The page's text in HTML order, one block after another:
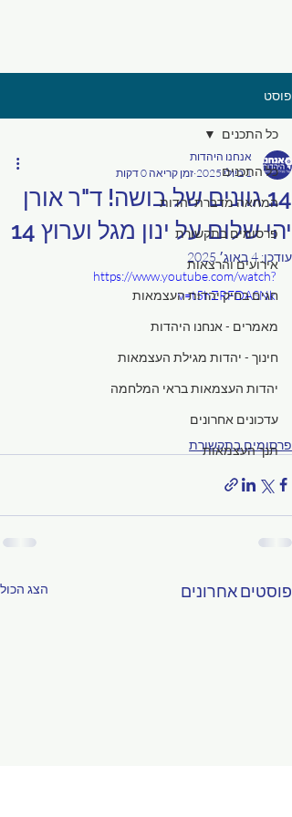
פוסט
כל התכנים
המחאה מדברת יהדות
פרסומים בתקשורת
אירועים והרצאות
חגים בחיק יהדות העצמאות
מאמרים - אנחנו היהדות
חינוך - יהדות מגילת העצמאות
יהדות העצמאות בראי המלחמה
עדכונים אחרונים
תנך העצמאות
כל התכנים
14 גוונים של בושה! ד"ר אורן
יהי שלום על ינון מגל וערוץ 14
אנחנו היהדות
1 ביולי 2025
זמן קריאה 0 דקות
עודכן: 4 באוג׳ 2025
https://www.youtube.com/watch?
v=t5hZRFDASNk
פרסומים בתקשורת
פוסטים אחרונים הצג הכול